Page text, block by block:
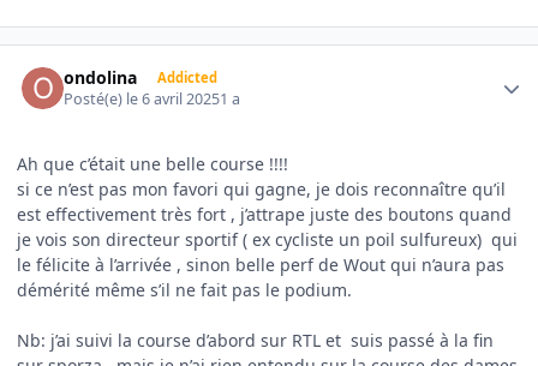
ondolina Addicted
Posté(e) le 6 avril 20251 a
Ah que c’était une belle course !!!!
si ce n’est pas mon favori qui gagne, je dois reconnaître qu’il
est effectivement très fort , j’attrape juste des boutons quand
je vois son directeur sportif ( ex cycliste un poil sulfureux) qui
le félicite à l’arrivée , sinon belle perf de Wout qui n’aura pas
démérité même s’il ne fait pas le podium.
Nb: j’ai suivi la course d’abord sur RTL et suis passé à la fin